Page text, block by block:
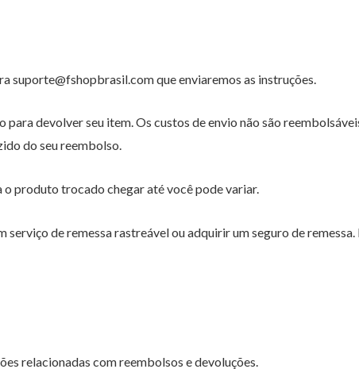
suporte@fshopbrasil.com que enviaremos as instruções.
devolver seu item. Os custos de envio não são
do seu reembolso.
o produto trocado chegar até você pode variar.
serviço de remessa rastreável ou adquirir um seguro de
relacionadas com reembolsos e devoluções.